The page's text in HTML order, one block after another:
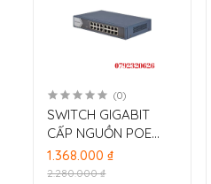
(0)
SWITCH GIGABIT
CẤP NGUỒN POE
CHUYÊN DỤNG 16
PORT HIKVISION DS-
1.368.000 ₫
2.280.000 ₫